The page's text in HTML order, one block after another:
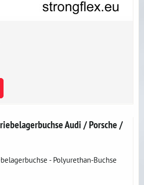
Audi / Porsche /
- Polyurethan-Buchse